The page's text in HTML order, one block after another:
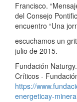
Francisco.
del Consejo
encuentro “Una
escuchamos un
julio de 2015.
Fundación
Críticos -
https://
energeticay-